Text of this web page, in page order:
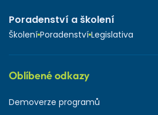
Poradenství a školení
Školení Poradenství Legislativa
Oblíbené odkazy
Demoverze programů